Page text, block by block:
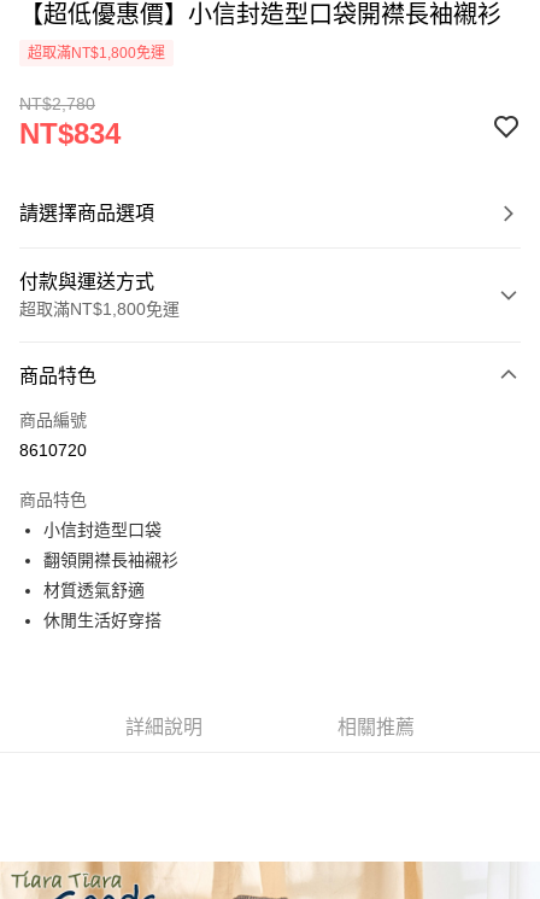
【超低優惠價】小信封造型口袋開襟長袖襯衫
超取滿NT$1,800免運
NT$2,780
NT$834
請選擇商品選項
付款與運送方式
超取滿NT$1,800免運
信用卡一次付款
超商取貨付款
街口支付
悠遊付
AFTEE先享後付
１．簡單：不需註冊會員、不需綁卡、不需儲值。
結帳頁面，進行簡訊認證並確認金額後，即可完成結帳。
２．訂單成立數日內，您將收到繳費通知簡訊。
付款後全家取貨
商品特色
商品編號
8610720
商品特色
小信封造型口袋
翻領開襟長袖襯衫
材質透氣舒適
休閒生活好穿搭
詳細說明 相關推薦